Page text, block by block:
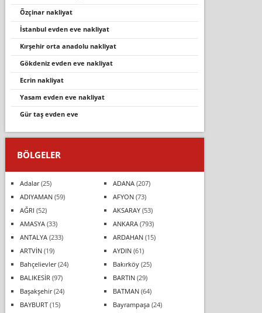
õzçinar nakliyat
i̇stanbul evden eve nakliyat
kırşehir orta anadolu nakliyat
gökdeniz evden eve nakliyat
ecrin nakliyat
yasam evden eve nakliyat
gür taş evden eve
BÖLGELER
Adalar(25) ADANA(207)
ADIYAMAN(59) AFYON(73)
AĞRI (52) AKSARAY(53)
AMASYA(33) ANKARA(793)
ANTALYA(233) ARDAHAN(15)
ARTVİN(19) AYDIN(61)
Bahçelievler(24) Bakırköy(25)
BALIKESİR (97) BARTIN(29)
Başakşehir(24) BATMAN(64)
BAYBURT(15) Bayrampaşa(24)